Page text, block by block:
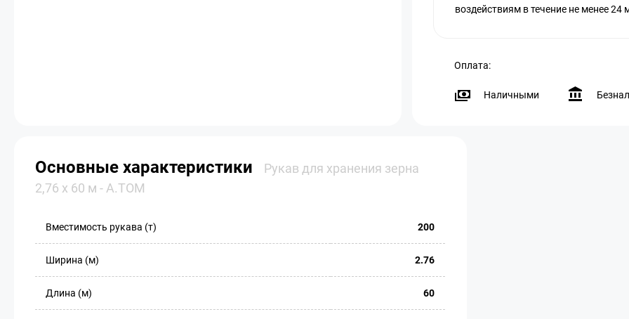
воздействиям в течение не менее 24
Оплата:
Наличными
Основные характеристики
Рукав для хранения зерна
2,76 х 60 м - A.TOM
Вместимость рукава (т) 200
Ширина (м) 2.76
Длина (м) 60